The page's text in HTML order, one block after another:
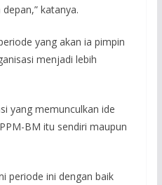
katanya.
yang akan ia pimpin
menjadi lebih
yang memunculkan ide
BM itu sendiri maupun
periode ini dengan baik